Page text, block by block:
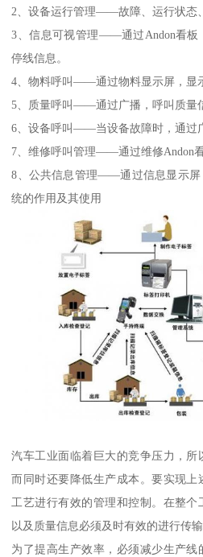
2、设备运行管理——故障、运行状态
3、信息可视管理——通过Andon看板
停线信息。
4、物料呼叫——通过物料显示屏，显
5、质量呼叫——通过广播，呼叫质量
6、设备呼叫——当设备故障时，通过
7、维修呼叫管理——通过维修Andon
8、公共信息管理——通过信息显示屏
统的作用及其使用
汽车工业面临着巨大的竞争压力，所
而同时还要降低生产成本。要实现
工艺进行有效的管理和控制。在整
以及质量信息必须及时有效的进行传输
为了提高生产效率，必须减少生产